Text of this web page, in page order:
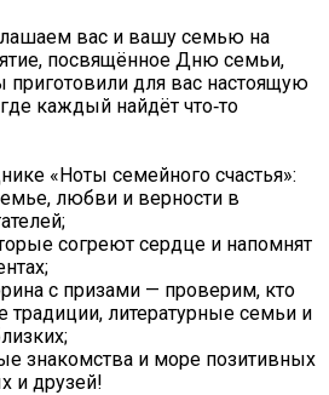
вас и вашу семью на
посвящённое Дню семьи,
для вас настоящую
каждый найдёт что‑то
«Ноты семейного счастья»:
любви и верности в
согреют сердце и напомнят
с призами — проверим, кто
традиции, литературные семьи и
знакомства и море позитивных
и друзей!